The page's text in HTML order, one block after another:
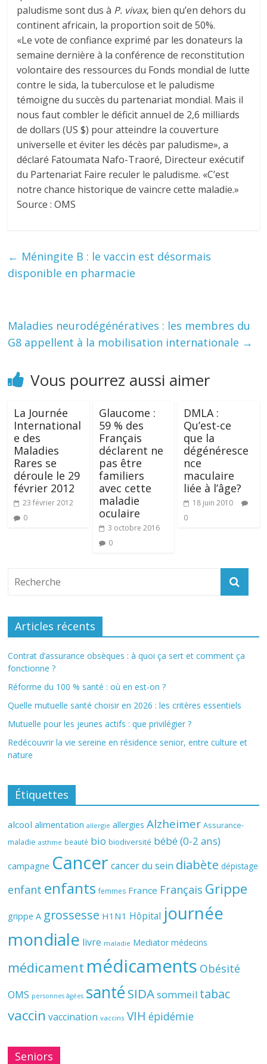
paludisme sont dus à P. vivax, bien qu’en dehors du
continent africain, la proportion soit de 50%.
«Le vote de confiance exprimé par les donateurs la
semaine dernière à la conférence de reconstitution
volontaire des ressources du Fonds mondial de lutte
contre le sida, la tuberculose et le paludisme
témoigne du succès du partenariat mondial. Mais il
nous faut combler le déficit annuel de 2,6 milliards
de dollars (US $) pour atteindre la couverture
universelle et éviter les décès par paludisme», a
déclaré Fatoumata Nafo-Traoré, Directeur exécutif
du Partenariat Faire reculer le paludisme. «C’est
notre chance historique de vaincre cette maladie.»
Source : OMS
← Méningite B : le vaccin est désormais
disponible en pharmacie
Maladies neurodégénératives : les membres du
G8 appellent à la mobilisation internationale →
Vous pourrez aussi aimer
La Journée
International
e des
Maladies
Rares se
déroule le 29
février 2012
23 février 2012
0
Glaucome :
59 % des
Français
déclarent ne
pas être
familiers
avec cette
maladie
oculaire
3 octobre 2016
0
DMLA :
Qu’est-ce
que la
dégénéresce
nce
maculaire
liée à l’âge?
18 juin 2010
0
Articles récents
Contrat d’assurance obsèques : à quoi ça sert et comment ça
fonctionne ?
Réforme du 100 % santé : où en est-on ?
Quelle mutuelle santé choisir en 2026 : les critères essentiels
Mutuelle pour les jeunes actifs : que privilégier ?
Redécouvrir la vie sereine en résidence senior, entre culture et
nature
Étiquettes
alcool alimentation allergie allergies Alzheimer Assurance-
maladie asthme beauté bio biodiversité bébé (0-2 ans)
campagne Cancer cancer du sein diabète dépistage
enfant enfants femmes France Français Grippe
grippe A grossesse H1N1 Hôpital journée
mondiale livre maladie Mediator médecins
médicament médicaments Obésité
OMS personnes âgées santé SIDAsommeil tabac
vaccin vaccination vaccins VIH épidémie
Seniors